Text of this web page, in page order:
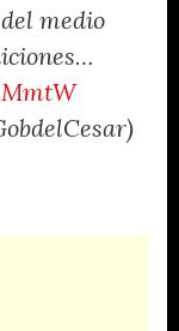
medio